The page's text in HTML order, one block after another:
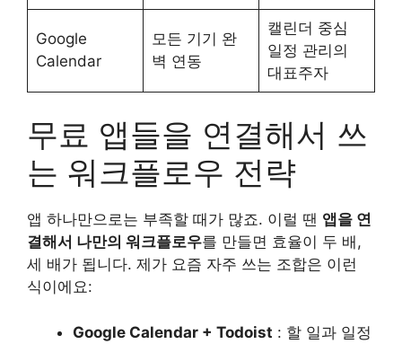
Google
Calendar
모든 기기 완
벽 연동
캘린더 중심
일정 관리의
대표주자
무료 앱들을 연결해서 쓰
는 워크플로우 전략
앱 하나만으로는 부족할 때가 많죠. 이럴 땐 앱을 연
결해서 나만의 워크플로우를 만들면 효율이 두 배,
세 배가 됩니다. 제가 요즘 자주 쓰는 조합은 이런
식이에요:
Google Calendar + Todoist : 할 일과 일정